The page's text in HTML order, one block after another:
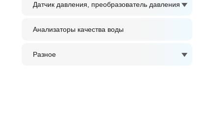
Датчик давления, преобразователь давления
Анализаторы качества воды
Разное